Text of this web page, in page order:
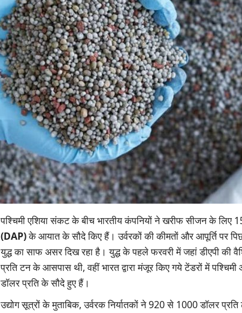
पश्चिमी एशिया संकट के बीच भारतीय कंपनियों ने खरीफ सीजन के लिए
(DAP)के आयात के सौदे किए हैं। उर्वरकों की कीमतों और आपूर्ति पर
युद्ध का साफ असर दिख रहा है। युद्ध के पहले फरवरी में जहां डीएपी की
प्रति टन के आसपास थी, वहीं भारत द्वारा मंजूर किए गये टेंडरों में
डॉलर प्रति के सौदे हुए हैं।
उद्योग सूत्रों के मुताबिक, उर्वरक निर्यातकों ने 920 से 1000 डॉलर